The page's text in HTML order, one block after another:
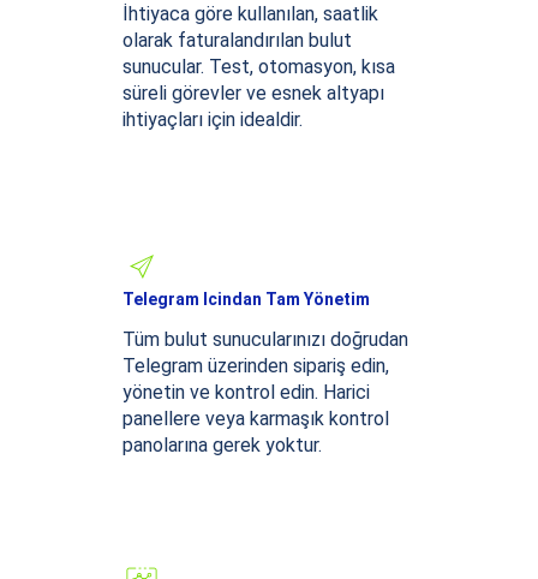
İhtiyaca göre kullanılan, saatlik
olarak faturalandırılan bulut
sunucular. Test, otomasyon, kısa
süreli görevler ve esnek altyapı
ihtiyaçları için idealdir.
Telegram Icindan Tam Yönetim
Tüm bulut sunucularınızı doğrudan
Telegram üzerinden sipariş edin,
yönetin ve kontrol edin. Harici
panellere veya karmaşık kontrol
panolarına gerek yoktur.